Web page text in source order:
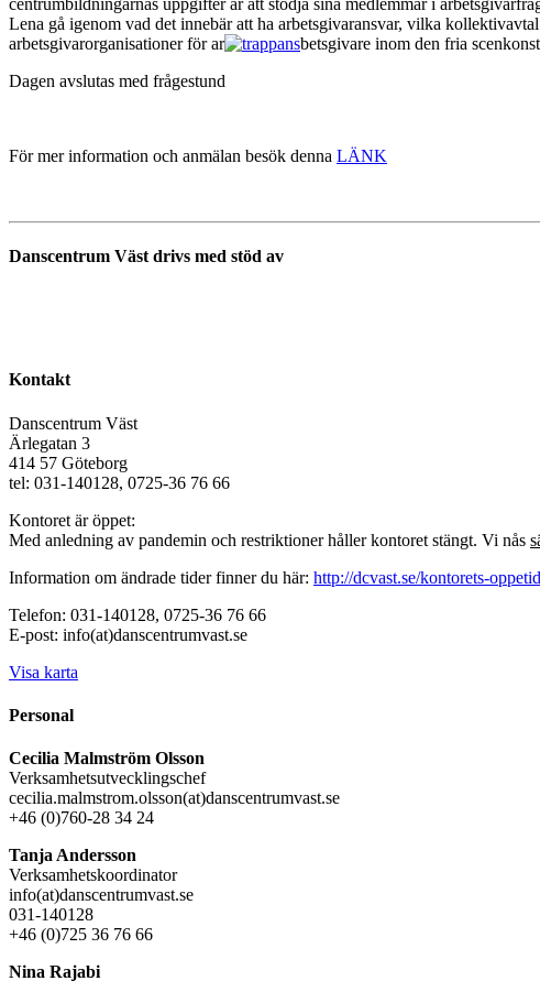
Lena gå igenom vad det innebär att ha arbetsgivaransvar, vilka
arbetsgivarorganisationer för ar
betsgivare inom den fria
Dagen avslutas med frågestund
För mer information och anmälan besök denna LÄNK
Danscentrum Väst drivs med stöd av
Kontakt
Danscentrum Väst
Ärlegatan 3
414 57 Göteborg
tel: 031-140128, 0725-36 76 66
Kontoret är öppet:
Med anledning av pandemin och restriktioner håller kontoret stängt. Vi nås
Information om ändrade tider finner du här: http://dcvast.se/kontorets-
Telefon: 031-140128, 0725-36 76 66
E-post: info(at)danscentrumvast.se
Visa karta
Personal
Cecilia Malmström Olsson
Verksamhetsutvecklingschef
cecilia.malmstrom.olsson(at)danscentrumvast.se
+46 (0)760-28 34 24
Tanja Andersson
Verksamhetskoordinator
info(at)danscentrumvast.se
031-140128
+46 (0)725 36 76 66
Nina Rajabi